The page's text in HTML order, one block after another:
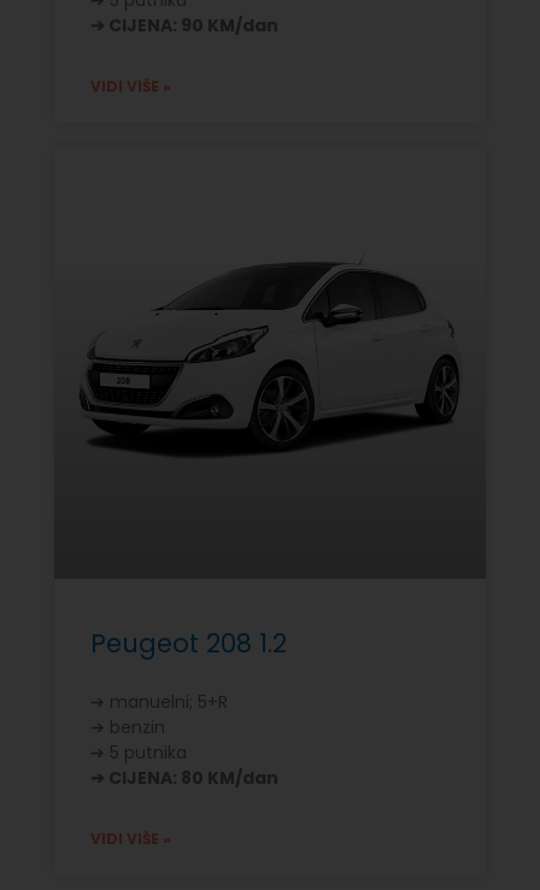
➔ CIJENA: 90 KM/dan
VIDI VIŠE »
Peugeot 208 1.2
➔ manuelni; 5+R
➔ benzin
➔ 5 putnika
➔ CIJENA: 80 KM/dan
VIDI VIŠE »